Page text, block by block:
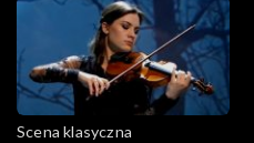
Scena klasyczna